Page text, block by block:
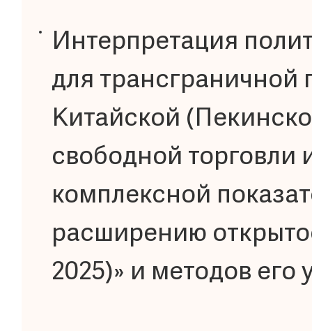
Интерпретация
для трансграничной
Китайской
свободной торговли
комплексной
расширению
2025)» и методов его